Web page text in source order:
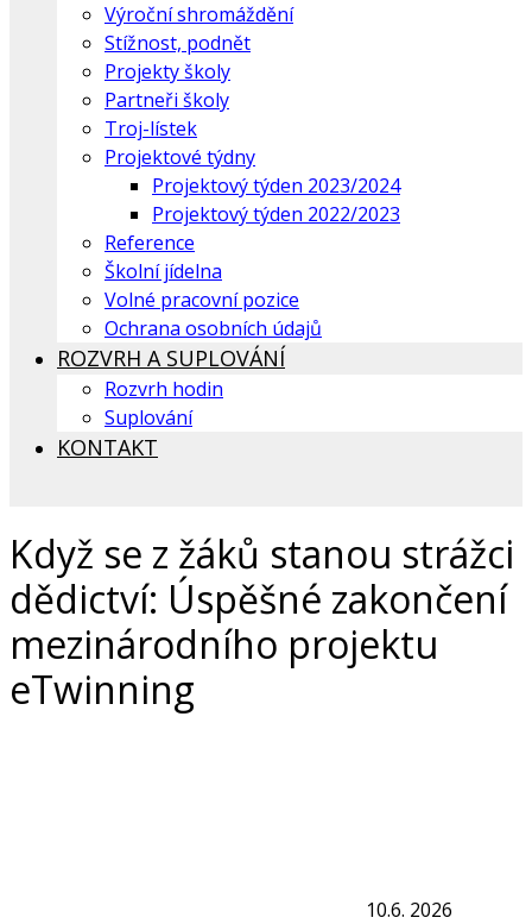
Výroční shromáždění
Stížnost, podnět
Projekty školy
Partneři školy
Troj-lístek
Projektové týdny
Projektový týden 2023/2024
Projektový týden 2022/2023
Reference
Školní jídelna
Volné pracovní pozice
Ochrana osobních údajů
ROZVRH A SUPLOVÁNÍ
Rozvrh hodin
Suplování
KONTAKT
Když se z žáků stanou strážci
dědictví: Úspěšné zakončení
mezinárodního projektu
eTwinning
10.6. 2026